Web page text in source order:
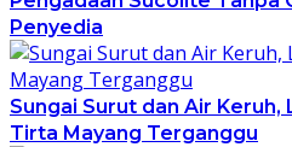
Penyedia
Sungai Surut dan Air Keruh,
Tirta Mayang Terganggu